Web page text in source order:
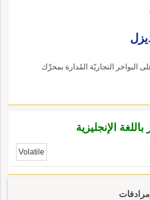
البواخر التجاريّة المُدارة بمحرِّك
الإنجليزية
Volatile